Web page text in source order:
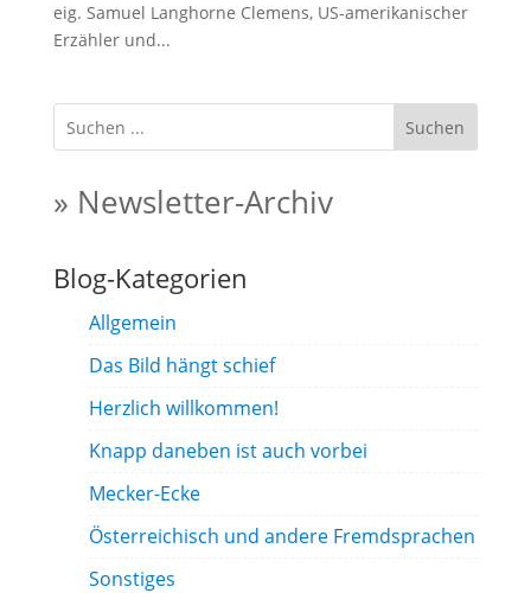
eig. Samuel Langhorne Clemens, US-amerikanischer
Erzähler und...
Suchen
» Newsletter-Archiv
Blog-Kategorien
Allgemein
Das Bild hängt schief
Herzlich willkommen!
Knapp daneben ist auch vorbei
Mecker-Ecke
Österreichisch und andere Fremdsprachen
Sonstiges